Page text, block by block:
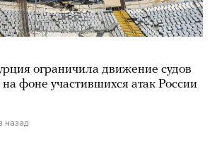
ограничила движение судов
фоне участившихся атак России
назад